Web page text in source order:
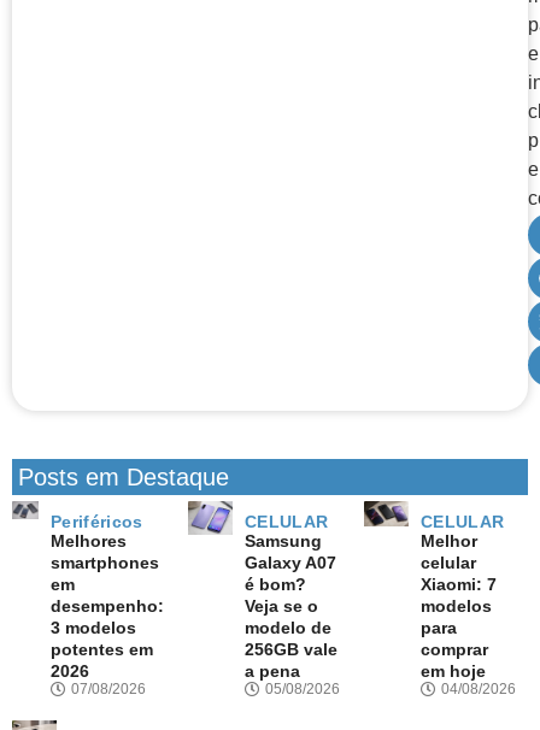
e
Posts em Destaque
Periféricos
Melhores
smartphones
em
desempenho:
3 modelos
potentes em
2026
07/08/2026
CELULAR
Samsung
Galaxy A07
é bom?
Veja se o
modelo de
256GB vale
a pena
05/08/2026
CELULAR
Melhor
celular
Xiaomi: 7
modelos
para
comprar
em hoje
04/08/2026